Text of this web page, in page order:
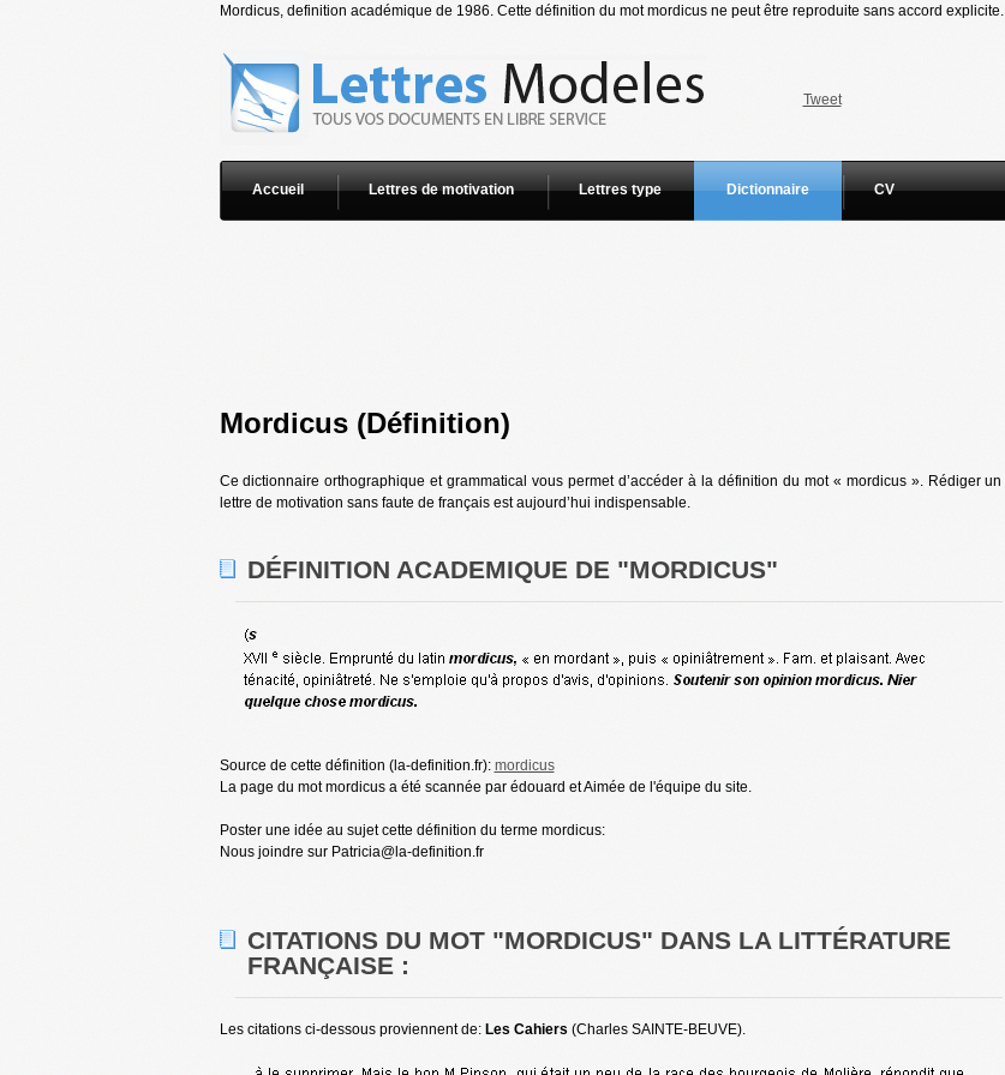
Mordicus, definition académique de 1986. Cette définition du mot mordicus ne peut être reproduite sans accord explicite.
Tweet
Accueil Lettres de motivation Lettres type Dictionnaire CV
Mordicus (Définition)
Ce dictionnaire orthographique et grammatical vous permet d’accéder à la définition du mot « mordicus ». Rédiger un
lettre de motivation sans faute de français est aujourd’hui indispensable.
DÉFINITION ACADEMIQUE DE "MORDICUS"
Source de cette définition (la-definition.fr): mordicus
La page du mot mordicus a été scannée par édouard et Aimée de l'équipe du site.
Poster une idée au sujet cette définition du terme mordicus:
Nous joindre sur Patricia@la-definition.fr
CITATIONS DU MOT "MORDICUS" DANS LA LITTÉRATURE
FRANÇAISE :
Les citations ci-dessous proviennent de: Les Cahiers(Charles SAINTE-BEUVE).